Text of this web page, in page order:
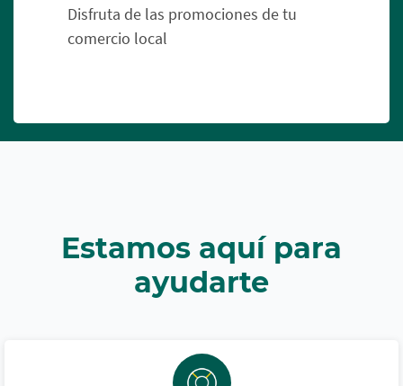
Disfruta de las promociones de tu
comercio local
Estamos aquí para
ayudarte